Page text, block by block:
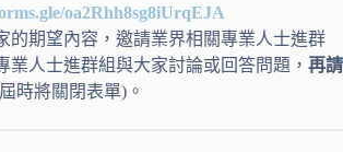
oa2Rhh8sg8iUrqEJA
的期望內容，邀請業界相關專業人士進群
業人士進群組與大家討論或回答問題， 再請
時將關閉表單)。